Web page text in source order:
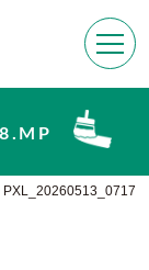
PXL_20260513_0717